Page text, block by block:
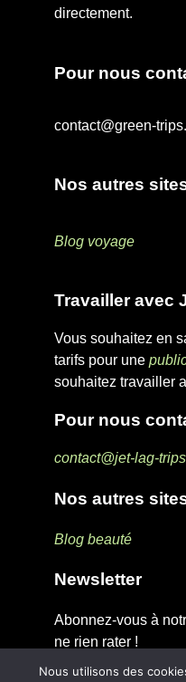
directement.
Pour nous
contact@green-
Nos autres
Blog voyage
Travailler avec
Vous souhaitez en
tarifs pour une
souhaitez travailler
Pour nous
contact@jet-lag-
Nos autres
Blog beauté
Newsletter
Abonnez-vous à
ne rien rater !
Nous utilisons des